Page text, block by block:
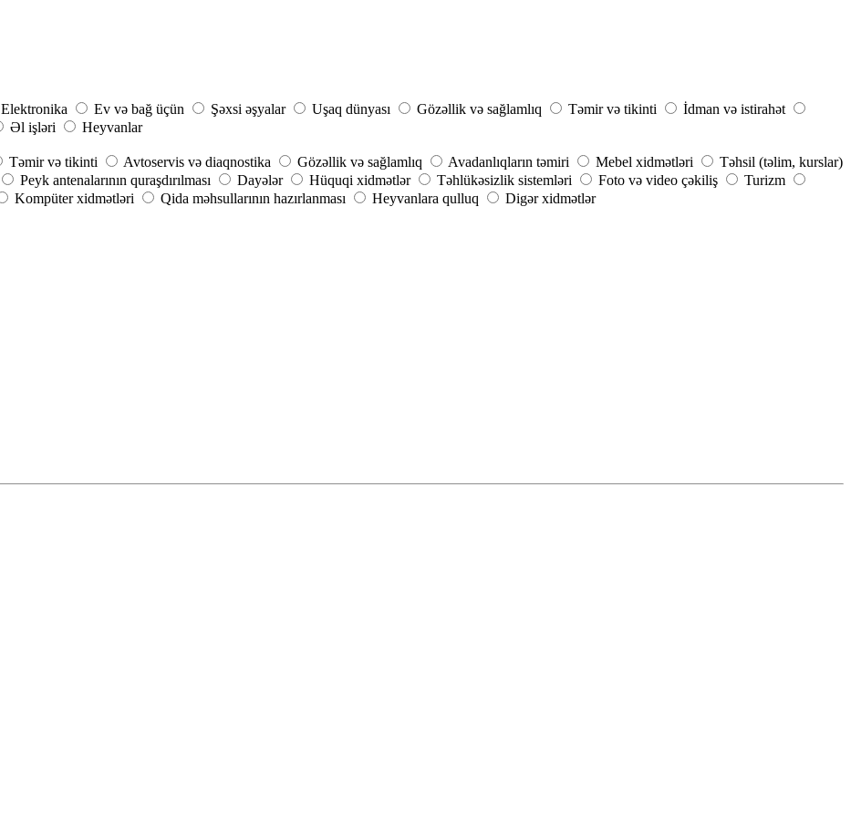
Elektronika Ev və bağ üçün Şəxsi əşyalar Uşaq dünyası Gözəllik və sağlamlıq Təmir və tikinti
İdman və istirahət
Əl işləri
Heyvanlar
Təmir və tikinti Avtoservis və diaqnostika Gözəllik və sağlamlıq Avadanlıqların təmiri Mebel xidmətləri
Təhsil (təlim, kurslar)
Peyk antenalarının quraşdırılması Dayələr Hüquqi xidmətlər Təhlükəsizlik sistemləri Foto və video çəkiliş
Turizm
Kompüter xidmətləri Qida məhsullarının hazırlanması Heyvanlara qulluq
Digər xidmətlər